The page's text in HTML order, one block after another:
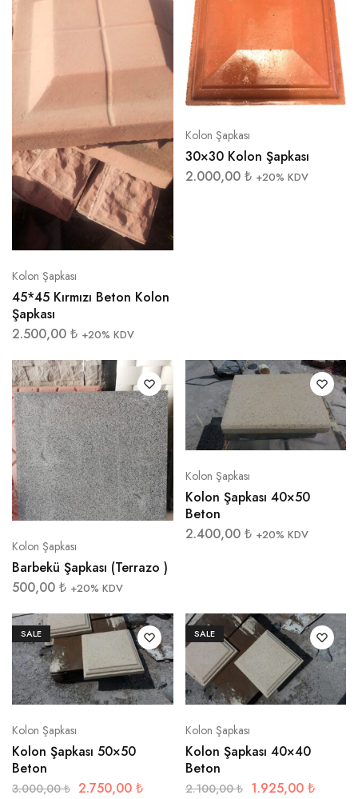
Kolon Şapkası
45*45 Kırmızı Beton Kolon
Şapkası
2.500,00 ₺ +20% KDV
Kolon Şapkası
30×30 Kolon Şapkası
2.000,00 ₺ +20% KDV
Kolon Şapkası
Barbekü Şapkası (Terrazo )
500,00 ₺ +20% KDV
Kolon Şapkası
Kolon Şapkası 40×50
Beton
2.400,00 ₺ +20% KDV
SALE
Kolon Şapkası
Kolon Şapkası 50×50
Beton
3.000,00₺ 2.750,00 ₺
SALE
Kolon Şapkası
Kolon Şapkası 40×40
Beton
2.100,00₺ 1.925,00 ₺